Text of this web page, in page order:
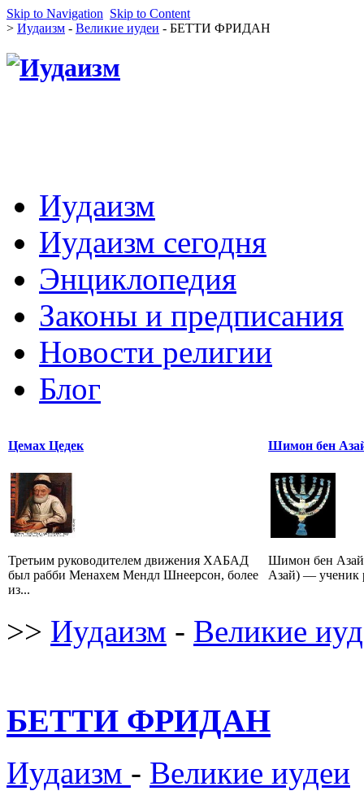
Skip to Navigation Skip to Content
> Иудаизм - Великие иудеи - БЕТТИ ФРИДАН
Иудаизм
Иудаизм сегодня
Энциклопедия
Законы и предписания
Новости религии
Блог
Цемах Цедек
Третьим руководителем движения ХАБАД
был рабби Менахем Мендл Шнеерсон, более
из...
Шимон бен
Шимон бен
Азай) — ученик
>> Иудаизм - Великие
БЕТТИ ФРИДАН
Иудаизм - Великие иудеи